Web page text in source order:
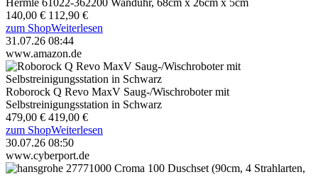
140,00 € 112,90 €
zum ShopWeiterlesen
31.07.26 08:44
www.amazon.de
Roborock Q Revo MaxV Saug-/Wischroboter mit
Selbstreinigungsstation in Schwarz
479,00 € 419,00 €
zum ShopWeiterlesen
30.07.26 08:50
www.cyberport.de